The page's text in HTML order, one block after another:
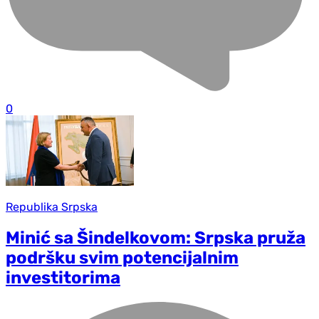
0
Republika Srpska
Minić sa Šindelkovom: Srpska pruža
podršku svim potencijalnim
investitorima